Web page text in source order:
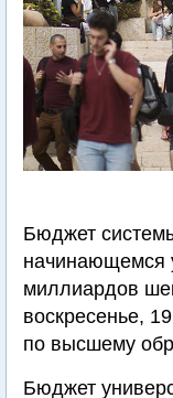
Бюджет
начинающемся
миллиардов
воскресенье,
по высшему
Бюджет